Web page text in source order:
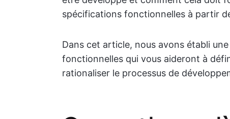
spécifications fonctionnelles à partir
Dans cet article, nous avons établi
fonctionnelles qui vous aideront à
rationaliser le processus de